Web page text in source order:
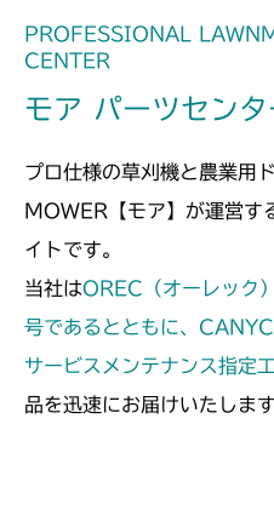
PROFESSIONAL
CENTER
モア パーツセン
プロ仕様の草刈機と農業用
MOWER【モア】が運営す
イトです。
当社はOREC（オーレック
号であるとともに、
サービスメンテナンス指定
品を迅速にお届けいたしま